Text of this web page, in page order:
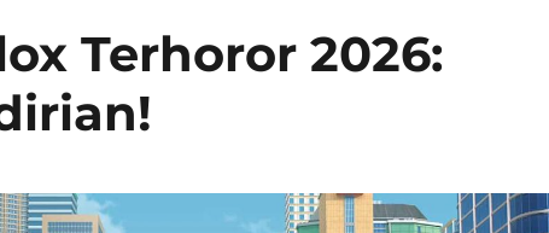
Terhoror 2026: